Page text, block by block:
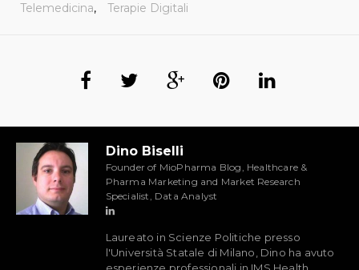
Telemedicina, Terapie Digitali
Dino Biselli
Founder of MioPharma Blog, Healthcare &
Pharma Marketing and Market Research
Specialist, Data Analyst
Laureato in Scienze Politiche presso
l'Università Statale di Milano, Dino ha avuto